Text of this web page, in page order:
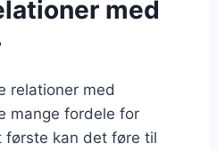
med
relationer med
mange fordele for
første kan det føre til